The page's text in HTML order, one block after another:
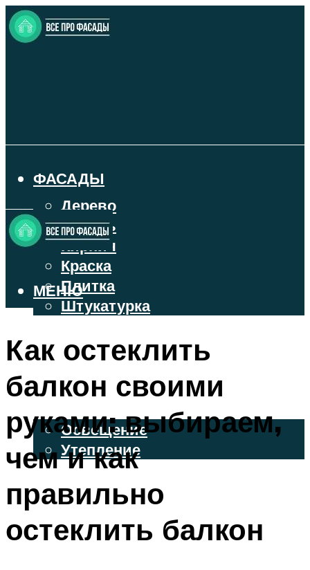
ФАСАДЫ
Дерево
Камень
Кирпич
Краска
Плитка
Штукатурка
ОСВЕЩЕНИЕ И УТЕПЛЕНИЕ
Освещение
Утепление
МЕНЮ
МЕНЮ
Как остеклить
балкон своими
руками: выбираем,
чем и как
правильно
остеклить балкон